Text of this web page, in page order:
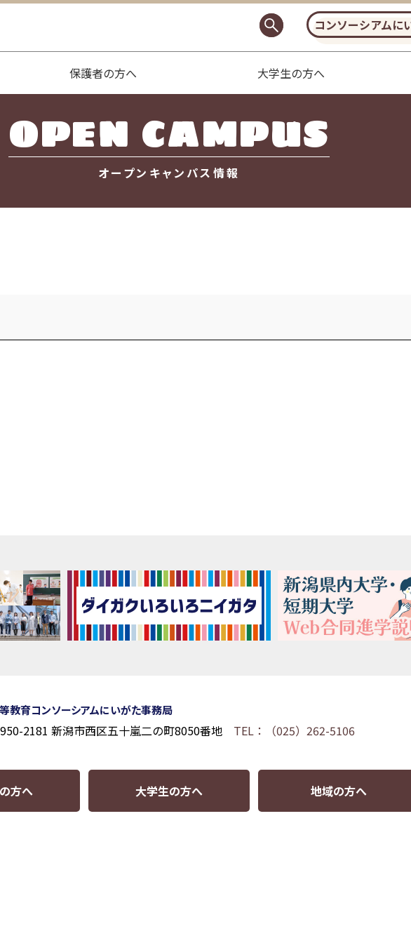
コンソーシアムに
保護者の方へ 大学生の方へ
OPEN CAMPUS
オープンキャンパス情報
教育コンソーシアムにいがた事務局
2181 新潟市西区五十嵐二の町8050番地 TEL：（025）262-5106
方へ 大学生の方へ 地域の方へ